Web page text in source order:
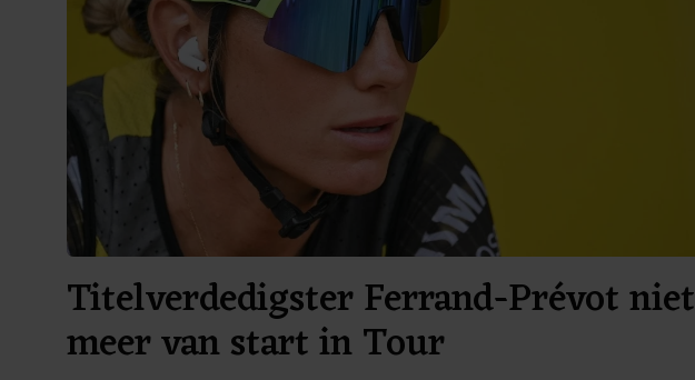
Titelverdedigster Ferrand-Prévot niet
meer van start in Tour